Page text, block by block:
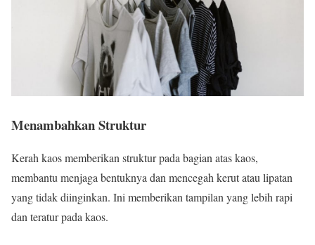
Menambahkan Struktur
Kerah kaos memberikan struktur pada bagian atas kaos,
membantu menjaga bentuknya dan mencegah kerut atau lipatan
yang tidak diinginkan. Ini memberikan tampilan yang lebih rapi
dan teratur pada kaos.